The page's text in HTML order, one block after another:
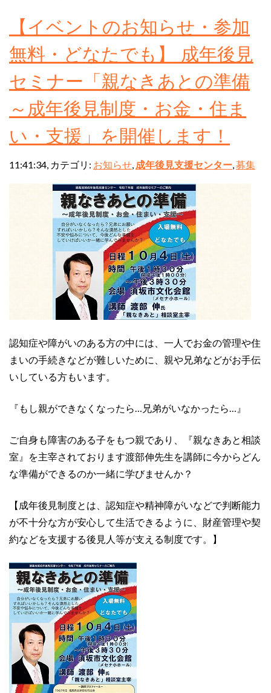
【イベントのお知らせ・参加
無料・どなたでも】 成年後見
セミナー「親なきあとの準備
～成年後見制度・お金・住ま
い・支援」を開催します！
11:41:34, カテゴリ: お知らせ, 成年後見支援センター,募集
認知症や障がいのある方の中には、一人でお金の管理や住
まいの手続きなどが難しいために、親や兄弟などがお手伝
いしている方もいます。
『もし親ができなくなったら…兄弟がいなかったら…』
ご自身も障害のある子をもつ親であり、『親なきあと相談
室』を主宰されております渡部伸先生を講師に今からどん
な準備ができるのか一緒に学びませんか？
【成年後見制度とは、認知症や精神障がいなどで判断能力
が不十分な方が安心して生活できるように、財産管理や契
約などを支援する後見人等が支える制度です。】